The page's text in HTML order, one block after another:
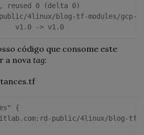
reused 0 (delta 0)
4linux/blog-tf-modules/gcp-
código que consome este
a nova tag:
{
public/4linux/blog-